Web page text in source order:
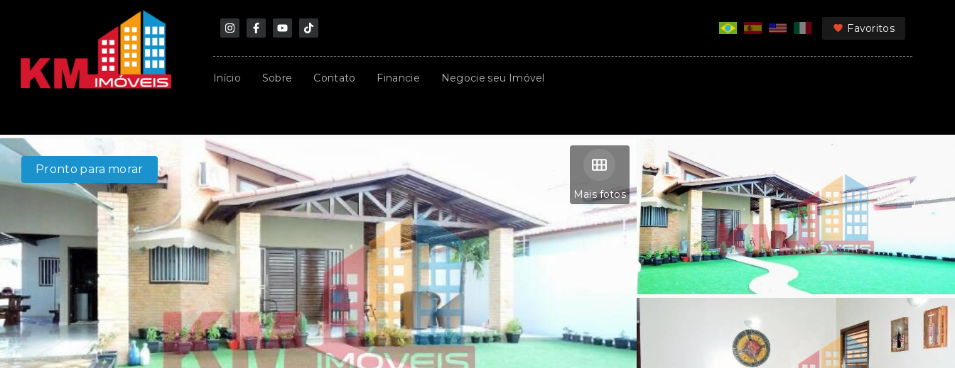
Favoritos
Início Sobre Contato Financie Negocie seu Imóvel
Mais fotos
Pronto para morar